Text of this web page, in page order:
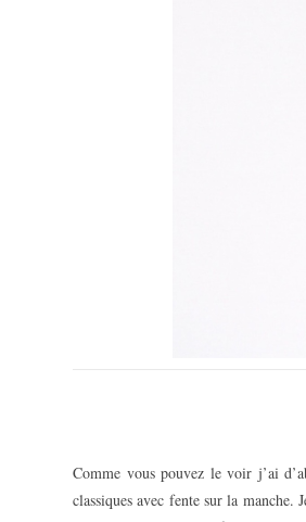
Comme vous pouvez le voir j’ai
classiques avec fente sur la manche.